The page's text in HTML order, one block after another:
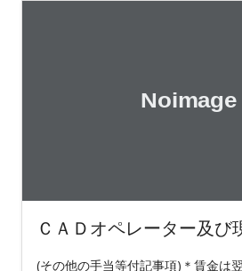
ＣＡＤオペレーター及び
(その他の手当等付記事項)＊賃金は